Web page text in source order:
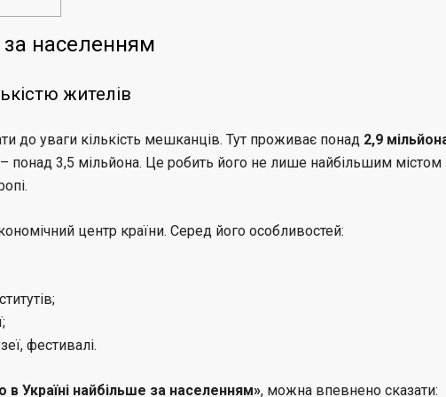
за населенням
жителів
до уваги кількість мешканців. Тут проживає понад 2,9
понад 3,5 мільйона. Це робить його не лише найбільшим містом
центр країни. Серед його особливостей:
фестивалі.
в Україні найбільше за населенням», можна впевнено сказати: